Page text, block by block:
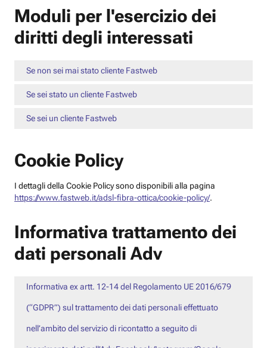
Moduli per l'esercizio dei
diritti degli interessati
Se non sei mai stato cliente Fastweb
Se sei stato un cliente Fastweb
Se sei un cliente Fastweb
Cookie Policy
I dettagli della Cookie Policy sono disponibili alla pagina
https://www.fastweb.it/adsl-fibra-ottica/cookie-policy/.
Informativa trattamento dei
dati personali Adv
Informativa ex artt. 12-14 del Regolamento UE 2016/679
(“GDPR”) sul trattamento dei dati personali effettuato
nell’ambito del servizio di ricontatto a seguito di